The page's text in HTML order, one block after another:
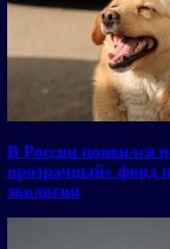
В России появился
прозрачный» фонд
экологии